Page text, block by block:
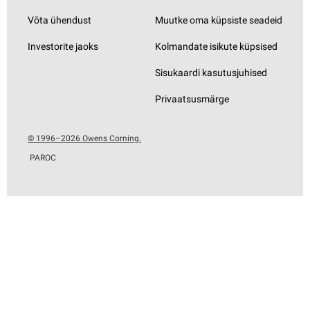
Võta ühendust
Investorite jaoks
Muutke oma küpsiste seadeid
Kolmandate isikute küpsised
Sisukaardi kasutusjuhised
Privaatsusmärge
© 1996–2026 Owens Corning.
PAROC